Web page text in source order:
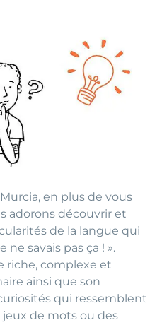
en plus de vous
adorons découvrir et
de la langue qui
ne savais pas ça ! ».
riche, complexe et
ainsi que son
qui ressemblent
jeux de mots ou des